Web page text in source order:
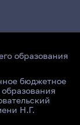
образования
бюджетное
Н.Г.